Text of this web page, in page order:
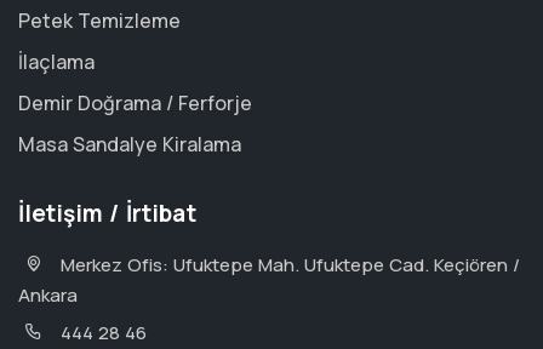
Petek Temizleme
İlaçlama
Demir Doğrama / Ferforje
Masa Sandalye Kiralama
İletişim / İrtibat
Merkez Ofis: Ufuktepe Mah. Ufuktepe Cad. Keçiören /
Ankara
444 28 46